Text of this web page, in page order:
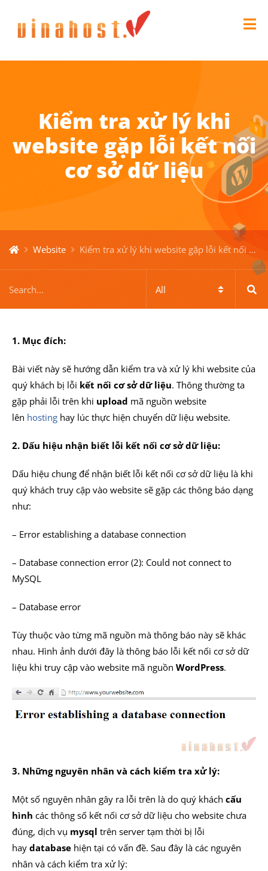
Kiểm tra xử lý khi
website gặp lỗi kết nối
cơ sở dữ liệu
Website Kiểm tra xử lý khi website gặp lỗi kết nối cơ sở dữ liệu
1. Mục đích:
Bài viết này sẽ hướng dẫn kiểm tra và xử lý khi website của
quý khách bị lỗi kết nối cơ sở dữ liệu. Thông thường ta
gặp phải lỗi trên khi upload mã nguồn website
lên hosting hay lúc thực hiện chuyển dữ liệu website.
2. Dấu hiệu nhận biết lỗi kết nối cơ sở dữ liệu:
Dấu hiệu chung để nhận biết lỗi kết nối cơ sở dữ liệu là khi
quý khách truy cập vào website sẽ gặp các thông báo dạng
như:
– Error establishing a database connection
– Database connection error (2): Could not connect to
MySQL
– Database error
Tùy thuộc vào từng mã nguồn mà thông báo này sẽ khác
nhau. Hình ảnh dưới đây là thông báo lỗi kết nối cơ sở dữ
liệu khi truy cập vào website mã nguồn WordPress.
3. Những nguyên nhân và cách kiểm tra xử lý:
Một số nguyên nhân gây ra lỗi trên là do quý khách cấu
hình các thông số kết nối cơ sở dữ liệu cho website chưa
đúng, dịch vụ mysql trên server tạm thời bị lỗi
hay database hiện tại có vấn đề. Sau đây là các nguyên
nhân và cách kiểm tra xử lý: